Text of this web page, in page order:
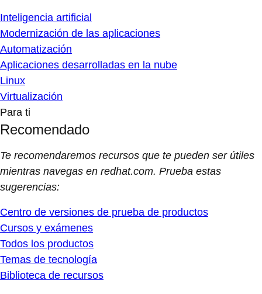
Inteligencia artificial
Modernización de las aplicaciones
Automatización
Aplicaciones desarrolladas en la nube
Linux
Virtualización
Para ti
Recomendado
Te recomendaremos recursos que te pueden ser útiles
mientras navegas en redhat.com. Prueba estas
sugerencias:
Centro de versiones de prueba de productos
Cursos y exámenes
Todos los productos
Temas de tecnología
Biblioteca de recursos